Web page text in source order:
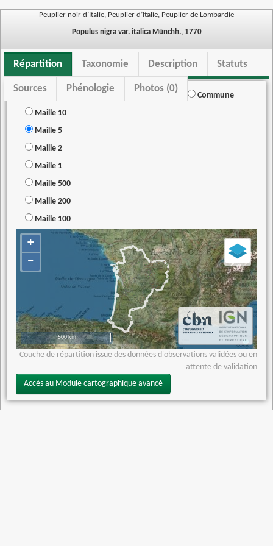
Peuplier noir d’Italie, Peuplier d’Italie, Peuplier de Lombardie
Populus nigra var. italica Münchh., 1770
Répartition Taxonomie Description Statuts
Sources Phénologie Photos (0)
Commune
Maille 10
Maille 5
Maille 2
Maille 1
Maille 500
Maille 200
Maille 100
+
−
500 km
Couche de répartition issue des données d'observations validées ou en
attente de validation
Accès au Module cartographique avancé